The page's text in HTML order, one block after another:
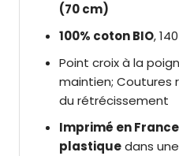
(70 cm)
100% coton BIO,
Point croix à la
maintien; Coutures
du rétrécissement
Imprimé en France
plastiquedans une